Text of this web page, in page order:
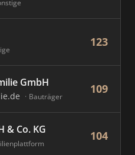
123
GmbH
Bauträger
109
& Co. KG 104